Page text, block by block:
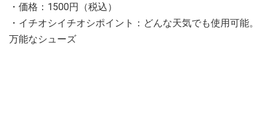
・価格：1500円（税込）
・イチオシイチオシポイント：どんな天気でも使用可能。
万能なシューズ